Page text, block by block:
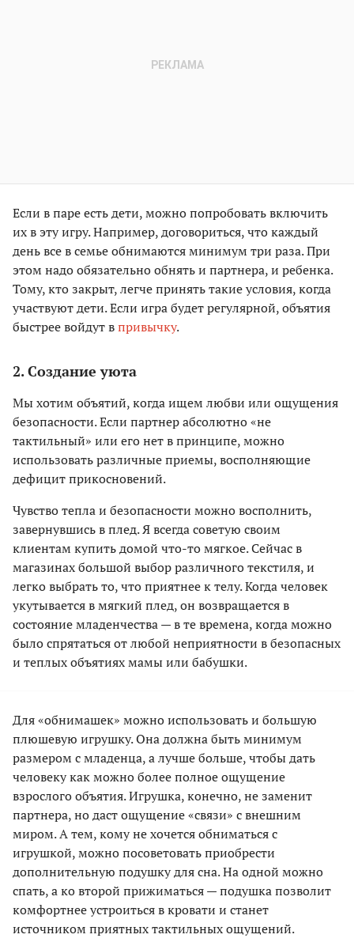
Если в паре есть дети, можно попробовать включить
их в эту игру. Например, договориться, что каждый
день все в семье обнимаются минимум три раза. При
этом надо обязательно обнять и партнера, и ребенка.
Тому, кто закрыт, легче принять такие условия, когда
участвуют дети. Если игра будет регулярной, объятия
быстрее войдут впривычку.
2. Создание уюта
Мы хотим объятий, когда ищем любви или ощущения
безопасности. Если партнер абсолютно «не
тактильный» или его нет в принципе, можно
использовать различные приемы, восполняющие
дефицит прикосновений.
Чувство тепла и безопасности можно восполнить,
завернувшись в плед. Я всегда советую своим
клиентам купить домой что-то мягкое. Сейчас в
магазинах большой выбор различного текстиля, и
легко выбрать то, что приятнее к телу. Когда человек
укутывается в мягкий плед, он возвращается в
состояние младенчества — в те времена, когда можно
было спрятаться от любой неприятности в безопасных
и теплых объятиях мамы или бабушки.
Для «обнимашек» можно использовать и большую
плюшевую игрушку. Она должна быть минимум
размером с младенца, а лучше больше, чтобы дать
человеку как можно более полное ощущение
взрослого объятия. Игрушка, конечно, не заменит
партнера, но даст ощущение «связи» с внешним
миром. А тем, кому не хочется обниматься с
игрушкой, можно посоветовать приобрести
дополнительную подушку для сна. На одной можно
спать, а ко второй прижиматься — подушка позволит
комфортнее устроиться в кровати и станет
источником приятных тактильных ощущений.